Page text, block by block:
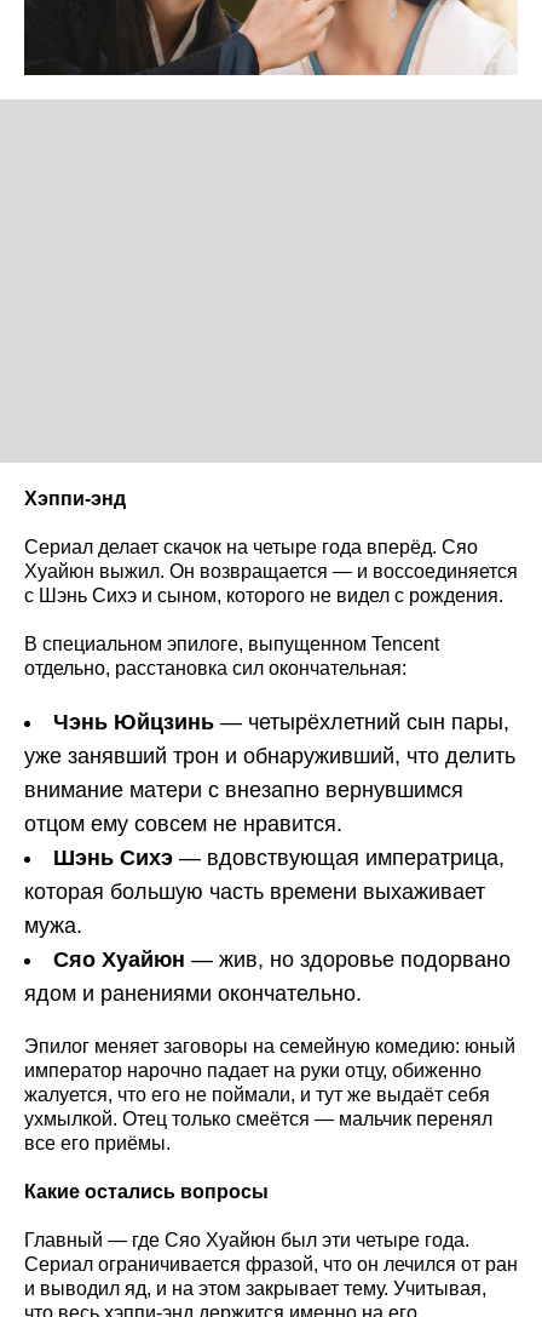
Хэппи-энд
Сериал делает скачок на четыре года вперёд. Сяо
Хуайюн выжил. Он возвращается — и воссоединяется
с Шэнь Сихэ и сыном, которого не видел с рождения.
В специальном эпилоге, выпущенном Tencent
отдельно, расстановка сил окончательная:
Чэнь Юйцзинь — четырёхлетний сын пары,
уже занявший трон и обнаруживший, что делить
внимание матери с внезапно вернувшимся
отцом ему совсем не нравится.
Шэнь Сихэ — вдовствующая императрица,
которая большую часть времени выхаживает
мужа.
Сяо Хуайюн — жив, но здоровье подорвано
ядом и ранениями окончательно.
Эпилог меняет заговоры на семейную комедию: юный
император нарочно падает на руки отцу, обиженно
жалуется, что его не поймали, и тут же выдаёт себя
ухмылкой. Отец только смеётся — мальчик перенял
все его приёмы.
Какие остались вопросы
Главный — где Сяо Хуайюн был эти четыре года.
Сериал ограничивается фразой, что он лечился от ран
и выводил яд, и на этом закрывает тему. Учитывая,
что весь хэппи-энд держится именно на его